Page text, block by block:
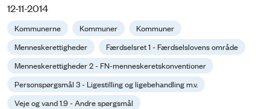
12-11-2014
Kommunerne Kommuner
Kommuner
Menneskerettigheder
Færdselsret 1 - Færdselslovens område
Menneskerettigheder 2 - FN-menneskeretskonventioner
Personspørgsmål 3 - Ligestilling og ligebehandling m.v.
Veje og vand 1.9 - Andre spørgsmål